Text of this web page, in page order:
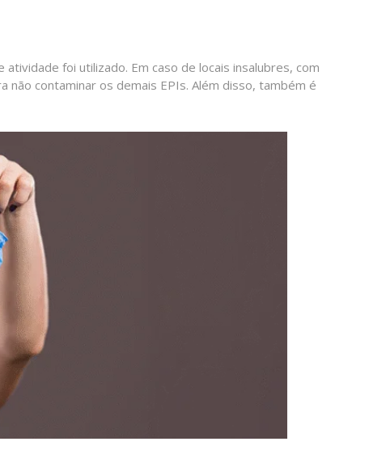
foi utilizado. Em caso de locais insalubres, com
contaminar os demais EPIs. Além disso, também é